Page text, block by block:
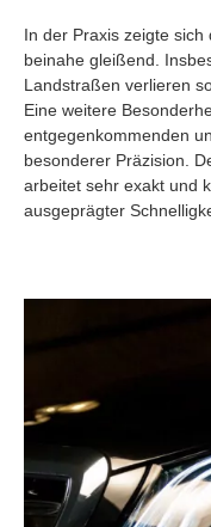
In der Praxis zeigte
beinahe gleißend.
Landstraßen verlieren
Eine weitere
entgegenkommenden
besonderer Präzision.
arbeitet sehr exakt und
ausgeprägter